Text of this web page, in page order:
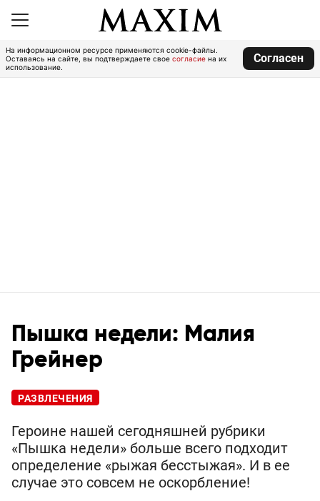
На информационном ресурсе применяются cookie-файлы.
Оставаясь на сайте, вы подтверждаете свое согласие на их
использование.
Согласен
Пышка недели: Малия
Грейнер
РАЗВЛЕЧЕНИЯ
Героине нашей сегодняшней рубрики
«Пышка недели» больше всего подходит
определение «рыжая бесстыжая». И в ее
случае это совсем не оскорбление!